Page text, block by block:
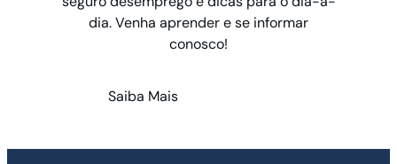
dia. Venha aprender e se informar
conosco!
Saiba Mais